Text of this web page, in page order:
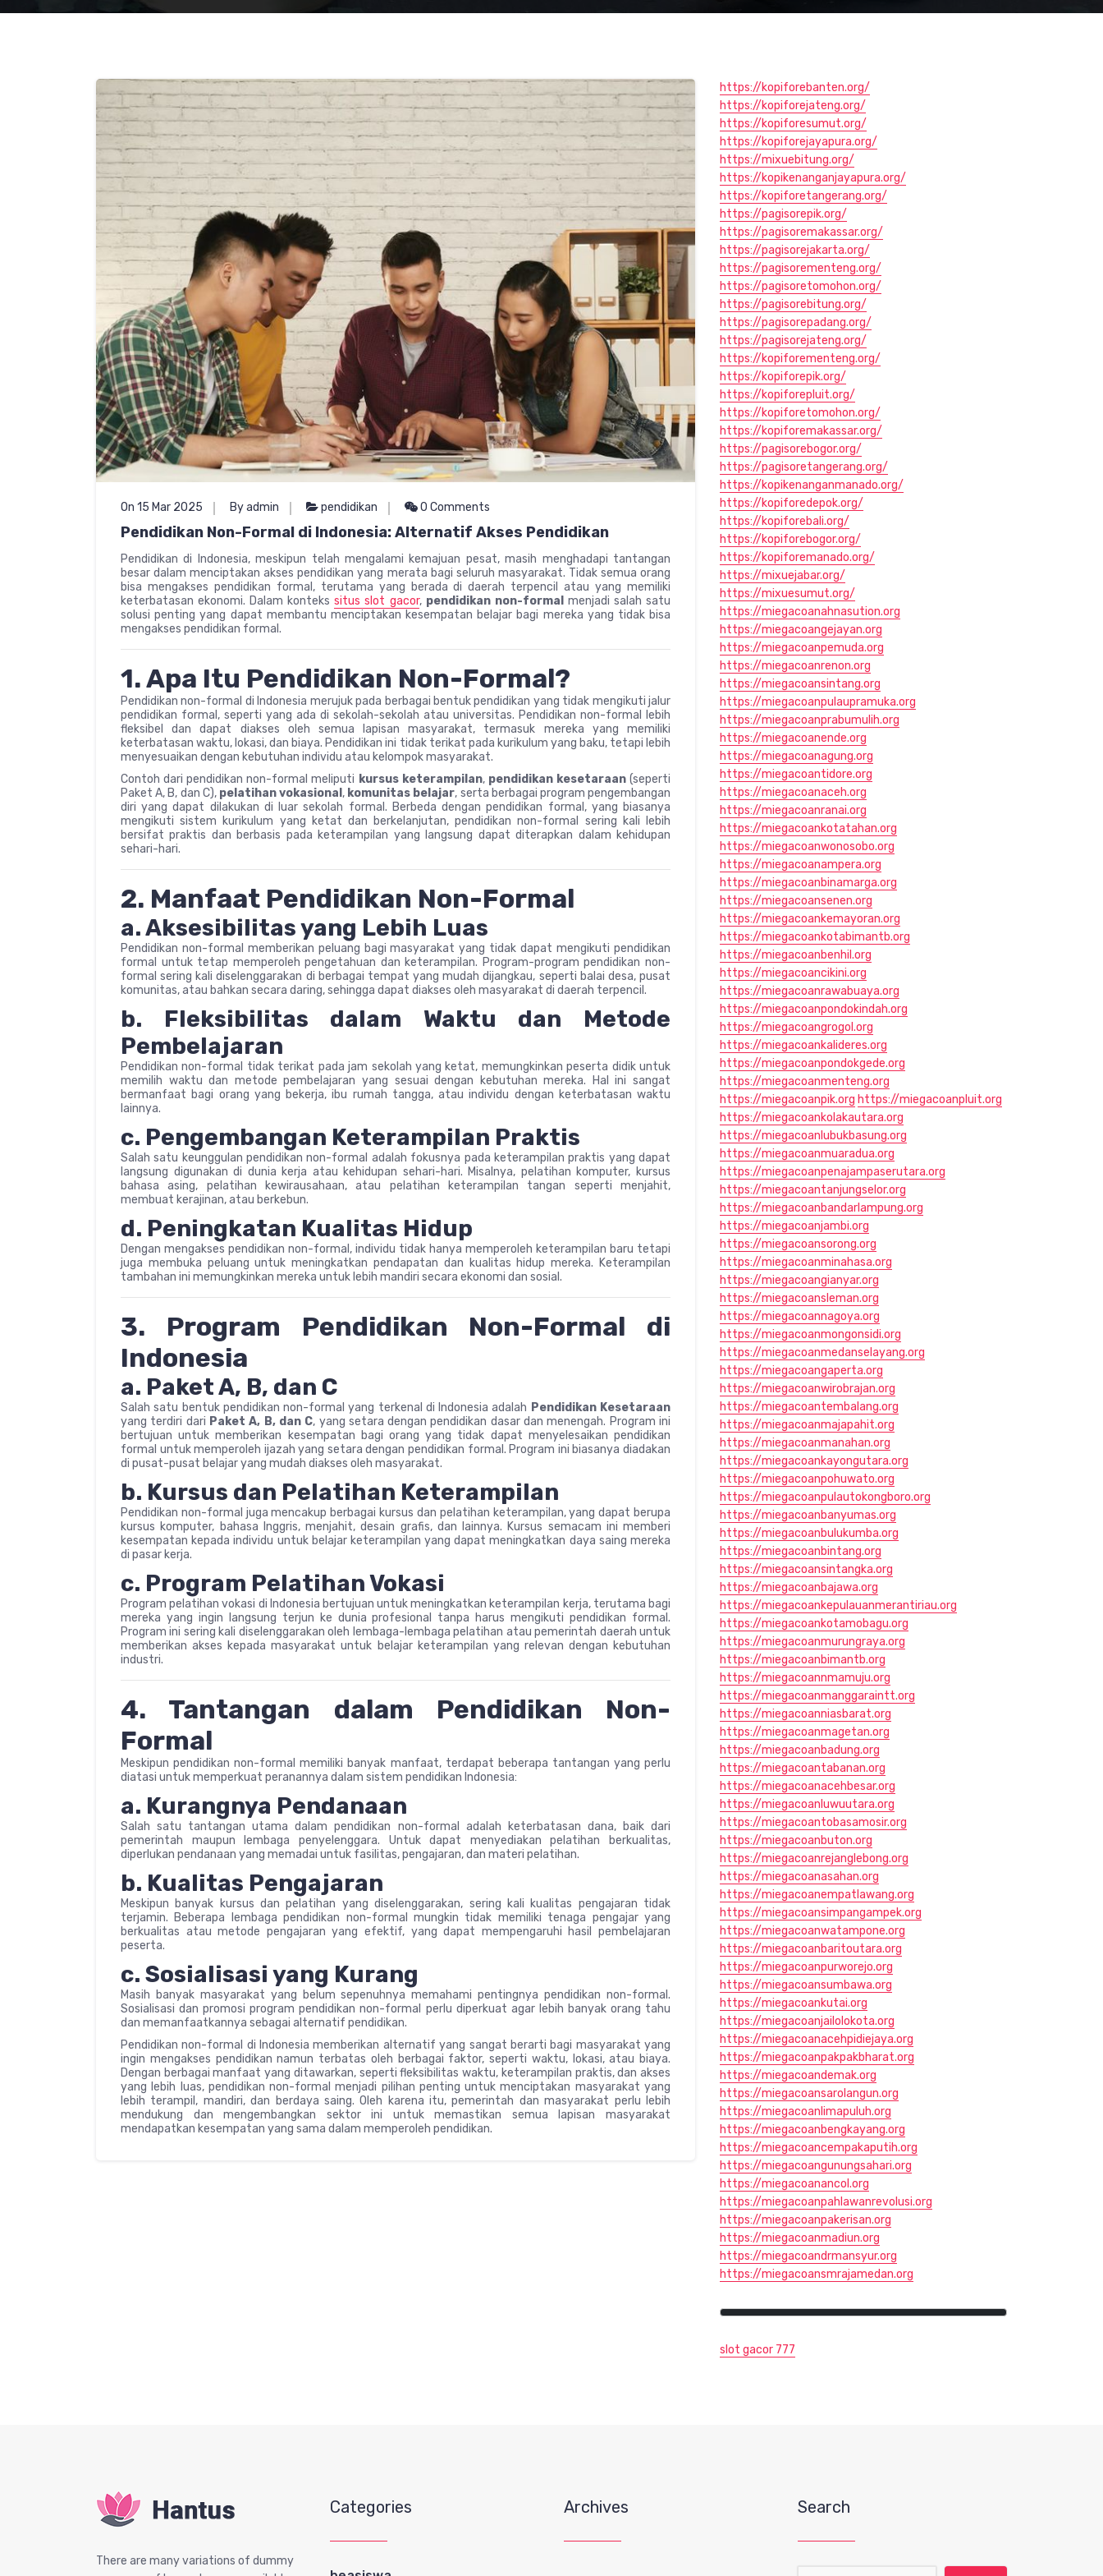
On 15 Mar 2025 By admin pendidikan 0 Comments
Pendidikan Non-Formal di Indonesia: Alternatif Akses Pendidikan
Pendidikan di Indonesia, meskipun telah mengalami kemajuan pesat, masih menghadapi tantangan
besar dalam menciptakan akses pendidikan yang merata bagi seluruh masyarakat. Tidak semua orang
bisa mengakses pendidikan formal, terutama yang berada di daerah terpencil atau yang memiliki
keterbatasan ekonomi. Dalam kontekssitus slot gacor, pendidikan non-formal menjadi salah satu
solusi penting yang dapat membantu menciptakan kesempatan belajar bagi mereka yang tidak bisa
mengakses pendidikan formal.
1. Apa Itu Pendidikan Non-Formal?
Pendidikan non-formal di Indonesia merujuk pada berbagai bentuk pendidikan yang tidak mengikuti jalur
pendidikan formal, seperti yang ada di sekolah-sekolah atau universitas. Pendidikan non-formal lebih
fleksibel dan dapat diakses oleh semua lapisan masyarakat, termasuk mereka yang memiliki
keterbatasan waktu, lokasi, dan biaya. Pendidikan ini tidak terikat pada kurikulum yang baku, tetapi lebih
menyesuaikan dengan kebutuhan individu atau kelompok masyarakat.
Contoh dari pendidikan non-formal meliputi kursus keterampilan, pendidikan kesetaraan(seperti
Paket A, B, dan C), pelatihan vokasional , komunitas belajar, serta berbagai program pengembangan
diri yang dapat dilakukan di luar sekolah formal. Berbeda dengan pendidikan formal, yang biasanya
mengikuti sistem kurikulum yang ketat dan berkelanjutan, pendidikan non-formal sering kali lebih
bersifat praktis dan berbasis pada keterampilan yang langsung dapat diterapkan dalam kehidupan
sehari-hari.
2. Manfaat Pendidikan Non-Formal
a. Aksesibilitas yang Lebih Luas
Pendidikan non-formal memberikan peluang bagi masyarakat yang tidak dapat mengikuti pendidikan
formal untuk tetap memperoleh pengetahuan dan keterampilan. Program-program pendidikan non-
formal sering kali diselenggarakan di berbagai tempat yang mudah dijangkau, seperti balai desa, pusat
komunitas, atau bahkan secara daring, sehingga dapat diakses oleh masyarakat di daerah terpencil.
b. Fleksibilitas dalam Waktu dan Metode
Pembelajaran
Pendidikan non-formal tidak terikat pada jam sekolah yang ketat, memungkinkan peserta didik untuk
memilih waktu dan metode pembelajaran yang sesuai dengan kebutuhan mereka. Hal ini sangat
bermanfaat bagi orang yang bekerja, ibu rumah tangga, atau individu dengan keterbatasan waktu
lainnya.
c. Pengembangan Keterampilan Praktis
Salah satu keunggulan pendidikan non-formal adalah fokusnya pada keterampilan praktis yang dapat
langsung digunakan di dunia kerja atau kehidupan sehari-hari. Misalnya, pelatihan komputer, kursus
bahasa asing, pelatihan kewirausahaan, atau pelatihan keterampilan tangan seperti menjahit,
membuat kerajinan, atau berkebun.
d. Peningkatan Kualitas Hidup
Dengan mengakses pendidikan non-formal, individu tidak hanya memperoleh keterampilan baru tetapi
juga membuka peluang untuk meningkatkan pendapatan dan kualitas hidup mereka. Keterampilan
tambahan ini memungkinkan mereka untuk lebih mandiri secara ekonomi dan sosial.
3. Program Pendidikan Non-Formal di
Indonesia
a. Paket A, B, dan C
Salah satu bentuk pendidikan non-formal yang terkenal di Indonesia adalah Pendidikan Kesetaraan
yang terdiri dari Paket A, B, dan C, yang setara dengan pendidikan dasar dan menengah. Program ini
bertujuan untuk memberikan kesempatan bagi orang yang tidak dapat menyelesaikan pendidikan
formal untuk memperoleh ijazah yang setara dengan pendidikan formal. Program ini biasanya diadakan
di pusat-pusat belajar yang mudah diakses oleh masyarakat.
b. Kursus dan Pelatihan Keterampilan
Pendidikan non-formal juga mencakup berbagai kursus dan pelatihan keterampilan, yang dapat berupa
kursus komputer, bahasa Inggris, menjahit, desain grafis, dan lainnya. Kursus semacam ini memberi
kesempatan kepada individu untuk belajar keterampilan yang dapat meningkatkan daya saing mereka
di pasar kerja.
c. Program Pelatihan Vokasi
Program pelatihan vokasi di Indonesia bertujuan untuk meningkatkan keterampilan kerja, terutama bagi
mereka yang ingin langsung terjun ke dunia profesional tanpa harus mengikuti pendidikan formal.
Program ini sering kali diselenggarakan oleh lembaga-lembaga pelatihan atau pemerintah daerah untuk
memberikan akses kepada masyarakat untuk belajar keterampilan yang relevan dengan kebutuhan
industri.
4. Tantangan dalam Pendidikan Non-
Formal
Meskipun pendidikan non-formal memiliki banyak manfaat, terdapat beberapa tantangan yang perlu
diatasi untuk memperkuat peranannya dalam sistem pendidikan Indonesia:
a. Kurangnya Pendanaan
Salah satu tantangan utama dalam pendidikan non-formal adalah keterbatasan dana, baik dari
pemerintah maupun lembaga penyelenggara. Untuk dapat menyediakan pelatihan berkualitas,
diperlukan pendanaan yang memadai untuk fasilitas, pengajaran, dan materi pelatihan.
b. Kualitas Pengajaran
Meskipun banyak kursus dan pelatihan yang diselenggarakan, sering kali kualitas pengajaran tidak
terjamin. Beberapa lembaga pendidikan non-formal mungkin tidak memiliki tenaga pengajar yang
berkualitas atau metode pengajaran yang efektif, yang dapat mempengaruhi hasil pembelajaran
peserta.
c. Sosialisasi yang Kurang
Masih banyak masyarakat yang belum sepenuhnya memahami pentingnya pendidikan non-formal.
Sosialisasi dan promosi program pendidikan non-formal perlu diperkuat agar lebih banyak orang tahu
dan memanfaatkannya sebagai alternatif pendidikan.
Pendidikan non-formal di Indonesia memberikan alternatif yang sangat berarti bagi masyarakat yang
ingin mengakses pendidikan namun terbatas oleh berbagai faktor, seperti waktu, lokasi, atau biaya.
Dengan berbagai manfaat yang ditawarkan, seperti fleksibilitas waktu, keterampilan praktis, dan akses
yang lebih luas, pendidikan non-formal menjadi pilihan penting untuk menciptakan masyarakat yang
lebih terampil, mandiri, dan berdaya saing. Oleh karena itu, pemerintah dan masyarakat perlu lebih
mendukung dan mengembangkan sektor ini untuk memastikan semua lapisan masyarakat
mendapatkan kesempatan yang sama dalam memperoleh pendidikan.
https://kopiforebanten.org/
https://kopiforejateng.org/
https://kopiforesumut.org/
https://kopiforejayapura.org/
https://mixuebitung.org/
https://kopikenanganjayapura.org/
https://kopiforetangerang.org/
https://pagisorepik.org/
https://pagisoremakassar.org/
https://pagisorejakarta.org/
https://pagisorementeng.org/
https://pagisoretomohon.org/
https://pagisorebitung.org/
https://pagisorepadang.org/
https://pagisorejateng.org/
https://kopiforementeng.org/
https://kopiforepik.org/
https://kopiforepluit.org/
https://kopiforetomohon.org/
https://kopiforemakassar.org/
https://pagisorebogor.org/
https://pagisoretangerang.org/
https://kopikenanganmanado.org/
https://kopiforedepok.org/
https://kopiforebali.org/
https://kopiforebogor.org/
https://kopiforemanado.org/
https://mixuejabar.org/
https://mixuesumut.org/
https://miegacoanahnasution.org
https://miegacoangejayan.org
https://miegacoanpemuda.org
https://miegacoanrenon.org
https://miegacoansintang.org
https://miegacoanpulaupramuka.org
https://miegacoanprabumulih.org
https://miegacoanende.org
https://miegacoanagung.org
https://miegacoantidore.org
https://miegacoanaceh.org
https://miegacoanranai.org
https://miegacoankotatahan.org
https://miegacoanwonosobo.org
https://miegacoanampera.org
https://miegacoanbinamarga.org
https://miegacoansenen.org
https://miegacoankemayoran.org
https://miegacoankotabimantb.org
https://miegacoanbenhil.org
https://miegacoancikini.org
https://miegacoanrawabuaya.org
https://miegacoanpondokindah.org
https://miegacoangrogol.org
https://miegacoankalideres.org
https://miegacoanpondokgede.org
https://miegacoanmenteng.org
https://miegacoanpik.org https://miegacoanpluit.org
https://miegacoankolakautara.org
https://miegacoanlubukbasung.org
https://miegacoanmuaradua.org
https://miegacoanpenajampaserutara.org
https://miegacoantanjungselor.org
https://miegacoanbandarlampung.org
https://miegacoanjambi.org
https://miegacoansorong.org
https://miegacoanminahasa.org
https://miegacoangianyar.org
https://miegacoansleman.org
https://miegacoannagoya.org
https://miegacoanmongonsidi.org
https://miegacoanmedanselayang.org
https://miegacoangaperta.org
https://miegacoanwirobrajan.org
https://miegacoantembalang.org
https://miegacoanmajapahit.org
https://miegacoanmanahan.org
https://miegacoankayongutara.org
https://miegacoanpohuwato.org
https://miegacoanpulautokongboro.org
https://miegacoanbanyumas.org
https://miegacoanbulukumba.org
https://miegacoanbintang.org
https://miegacoansintangka.org
https://miegacoanbajawa.org
https://miegacoankepulauanmerantiriau.org
https://miegacoankotamobagu.org
https://miegacoanmurungraya.org
https://miegacoanbimantb.org
https://miegacoannmamuju.org
https://miegacoanmanggaraintt.org
https://miegacoanniasbarat.org
https://miegacoanmagetan.org
https://miegacoanbadung.org
https://miegacoantabanan.org
https://miegacoanacehbesar.org
https://miegacoanluwuutara.org
https://miegacoantobasamosir.org
https://miegacoanbuton.org
https://miegacoanrejanglebong.org
https://miegacoanasahan.org
https://miegacoanempatlawang.org
https://miegacoansimpangampek.org
https://miegacoanwatampone.org
https://miegacoanbaritoutara.org
https://miegacoanpurworejo.org
https://miegacoansumbawa.org
https://miegacoankutai.org
https://miegacoanjailolokota.org
https://miegacoanacehpidiejaya.org
https://miegacoanpakpakbharat.org
https://miegacoandemak.org
https://miegacoansarolangun.org
https://miegacoanlimapuluh.org
https://miegacoanbengkayang.org
https://miegacoancempakaputih.org
https://miegacoangunungsahari.org
https://miegacoanancol.org
https://miegacoanpahlawanrevolusi.org
https://miegacoanpakerisan.org
https://miegacoanmadiun.org
https://miegacoandrmansyur.org
https://miegacoansmrajamedan.org
slot gacor 777
There are many variations of dummy
Categories Archives Search